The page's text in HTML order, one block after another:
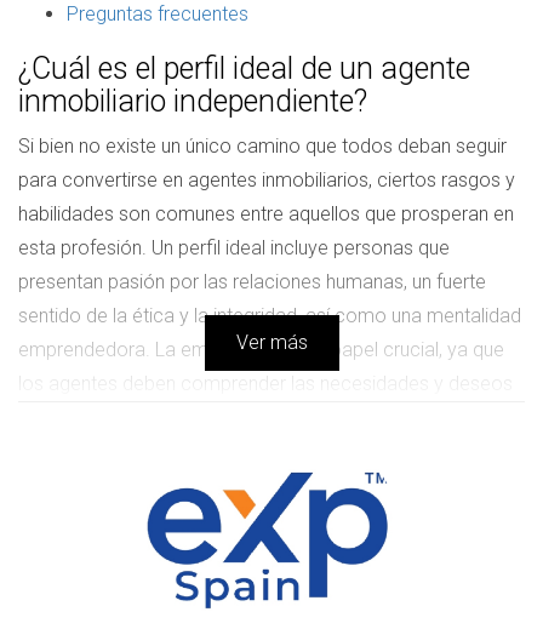
Preguntas frecuentes
¿Cuál es el perfil ideal de un agente
inmobiliario independiente?
Si bien no existe un único camino que todos deban seguir
para convertirse en agentes inmobiliarios, ciertos rasgos y
habilidades son comunes entre aquellos que prosperan en
esta profesión. Un perfil ideal incluye personas que
presentan pasión por las relaciones humanas, un fuerte
sentido de la ética y la integridad, así como una mentalidad
emprendedora. La empatía juega un papel crucial, ya que
los agentes deben comprender las necesidades y deseos
¿Quiénes pueden beneficiarse de esta carrera?
La carrera de agente inmobiliario puede ser ideal para
varias personas, incluidos:
Ver más